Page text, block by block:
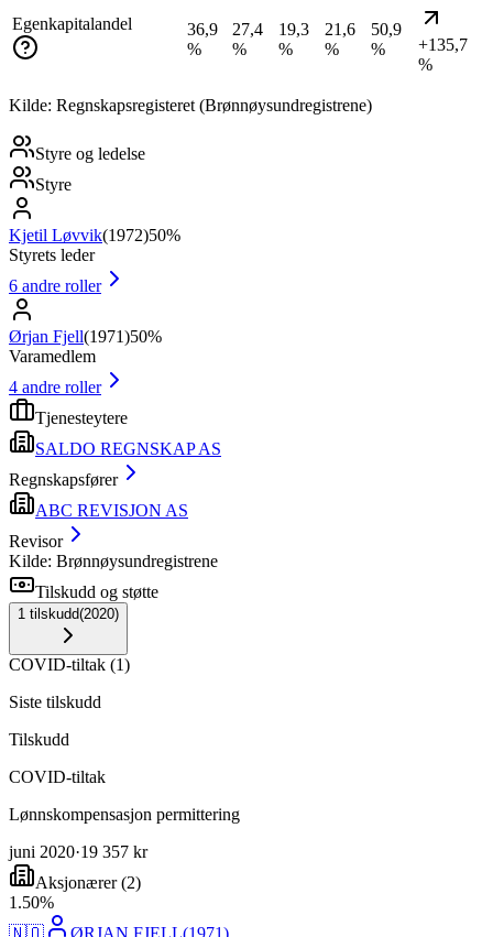
Egenkapitalandel
36,9
%
27,4
%
19,3
%
21,6
%
50,9
%
+135,7
%
Kilde: Regnskapsregisteret (Brønnøysundregistrene)
Styre og ledelse
Styre
Kjetil Løvvik(1972)50%
Styrets leder
6 andre roller
Ørjan Fjell(1971)50%
Varamedlem
4 andre roller
Tjenesteytere
SALDO REGNSKAP AS
Regnskapsfører
ABC REVISJON AS
Revisor
Kilde: Brønnøysundregistrene
Tilskudd og støtte
1 tilskudd(2020)
COVID-tiltak (1)
Siste tilskudd
Tilskudd
COVID-tiltak
Lønnskompensasjon permittering
juni 2020·19 357 kr
Aksjonærer(2)
1 .50%
🇳🇴
ØRJAN FJELL(1971)